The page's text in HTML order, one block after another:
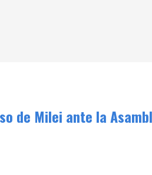
de Milei ante la